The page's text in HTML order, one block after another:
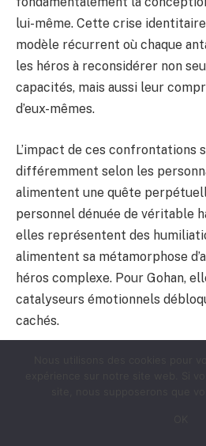
lui-même. Cette crise
modèle récurrent où chaque
les héros à reconsidérer non
capacités, mais aussi leur
d’eux-mêmes.
L’impact de ces confrontations
différemment selon les
alimentent une quête
personnel dénuée de véritable
elles représentent des
alimentent sa métamorphose
héros complexe. Pour Gohan,
catalyseurs émotionnels
cachés.